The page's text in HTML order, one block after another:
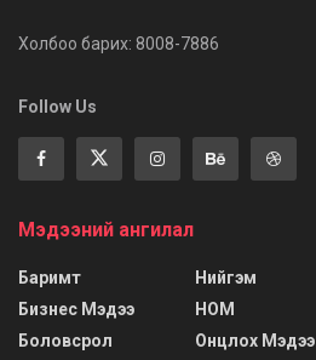
Холбоо барих: 8008-7886
Follow Us
Мэдээний ангилал
Баримт
Бизнес Мэдээ
Боловсрол
Нийгэм
НОМ
Онцлох Мэдээ